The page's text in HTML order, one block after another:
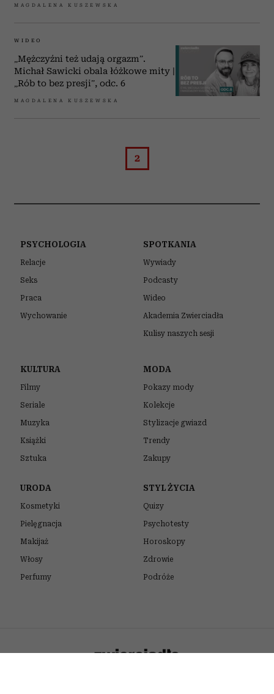
MAGDALENA KUSZEWSKA
WIDEO
„Mężczyźni też udają orgazm”.
Michał Sawicki obala łóżkowe mity |
„Rób to bez presji”, odc. 6
MAGDALENA KUSZEWSKA
2
PSYCHOLOGIA
Relacje
Seks
Praca
Wychowanie
SPOTKANIA
Wywiady
Podcasty
Wideo
Akademia Zwierciadła
Kulisy naszych sesji
KULTURA
Filmy
Seriale
Muzyka
Książki
Sztuka
MODA
Pokazy mody
Kolekcje
Stylizacje gwiazd
Trendy
Zakupy
URODA
Kosmetyki
Pielęgnacja
Makijaż
Włosy
Perfumy
STYL ŻYCIA
Quizy
Psychotesty
Horoskopy
Zdrowie
Podróże